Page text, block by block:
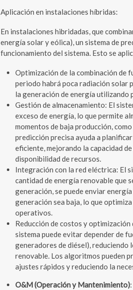
Aplicación en instalaciones híbridas:
En instalaciones hibridadas, que
energía solar y eólica), un sistema de
funcionamiento del sistema. Esto se
Optimización de la combinación de
periodo habrá poca radiación solar
la generación de energía
Gestión de almacenamiento: El
exceso de energía, lo que permite
momentos de baja producción,
predicción precisa ayuda a
eficiente, mejorando la capacidad
disponibilidad de recursos.
Integración con la red eléctrica: El
cantidad de energía renovable que
generación, se puede enviar
generación sea baja, lo que
operativos.
Reducción de costos y
sistema puede evitar depender de
generadores de diésel), reduciendo
renovable. Los algoritmos pueden
ajustes rápidos y reduciendo la
O&M (Operación y Mantenimiento)